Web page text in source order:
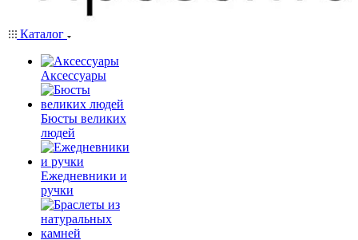
Каталог
Аксессуары
Бюсты великих
людей
Ежедневники и
ручки